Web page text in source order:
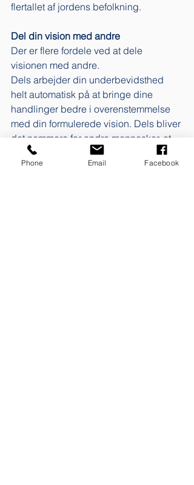
flertallet af jordens befolkning.
Del din vision med andre
Der er flere fordele ved at dele
visionen med andre.
Dels arbejder din underbevidsthed
helt automatisk på at bringe dine
handlinger bedre i overenstemmelse
med din formulerede vision. Dels bliver
det nemmere for andre mennesker, at
få en forståelse for, helt konkret hvad
du ønsker at opnå. Det er en kæmpe
Phone Email Facebook